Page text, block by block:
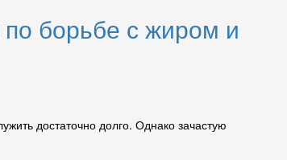
борьбе с жиром и
достаточно долго. Однако зачастую